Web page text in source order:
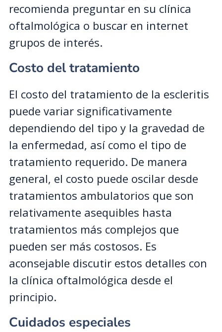
recomienda preguntar en su clínica
oftalmológica o buscar en internet
grupos de interés.
Costo del tratamiento
El costo del tratamiento de la escleritis
puede variar significativamente
dependiendo del tipo y la gravedad de
la enfermedad, así como el tipo de
tratamiento requerido. De manera
general, el costo puede oscilar desde
tratamientos ambulatorios que son
relativamente asequibles hasta
tratamientos más complejos que
pueden ser más costosos. Es
aconsejable discutir estos detalles con
la clínica oftalmológica desde el
principio.
Cuidados especiales